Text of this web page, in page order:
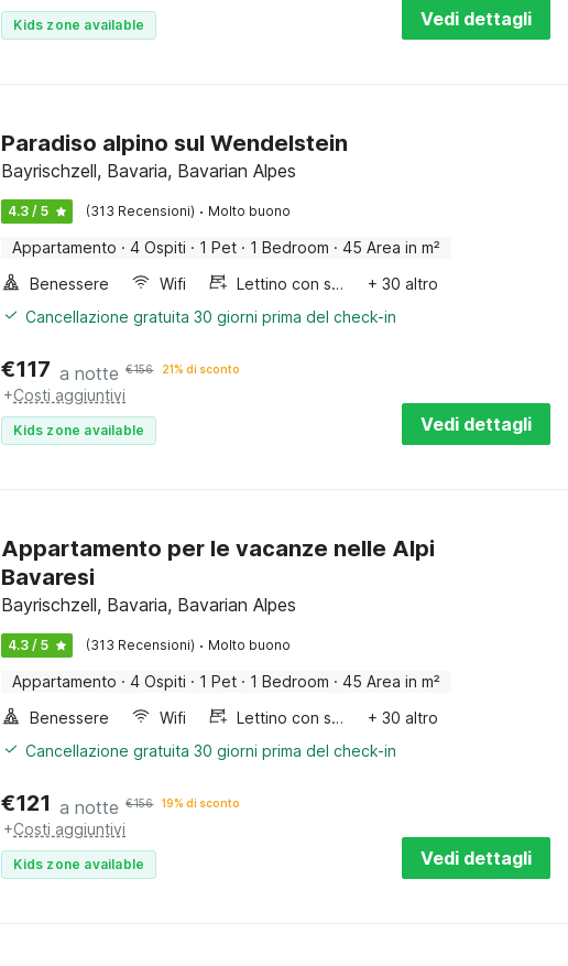
Kids zone available Vedi dettagli
Paradiso alpino sul Wendelstein
Bayrischzell, Bavaria, Bavarian Alpes
4.3 / 5 (313 Recensioni) · Molto buono
Appartamento · 4 Ospiti · 1 Pet · 1 Bedroom · 45 Area in m²
Benessere
Wifi Lettino con sponde
+ 30 altro
Cancellazione gratuita 30 giorni prima del check-in
€117 a notte €156 21% di sconto
+Costi aggiuntivi
Kids zone available Vedi dettagli
Appartamento per le vacanze nelle Alpi
Bavaresi
Bayrischzell, Bavaria, Bavarian Alpes
4.3 / 5 (313 Recensioni) · Molto buono
Appartamento · 4 Ospiti · 1 Pet · 1 Bedroom · 45 Area in m²
Benessere
Wifi Lettino con sponde
+ 30 altro
Cancellazione gratuita 30 giorni prima del check-in
€121 a notte €156 19% di sconto
+Costi aggiuntivi
Kids zone available Vedi dettagli